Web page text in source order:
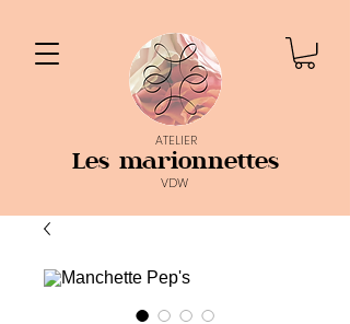
ATELIER
Les marionnettes
VDW